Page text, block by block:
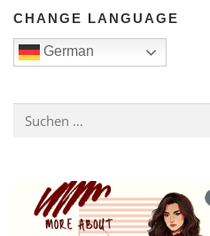
CHANGE LANGUAGE
German
nach: